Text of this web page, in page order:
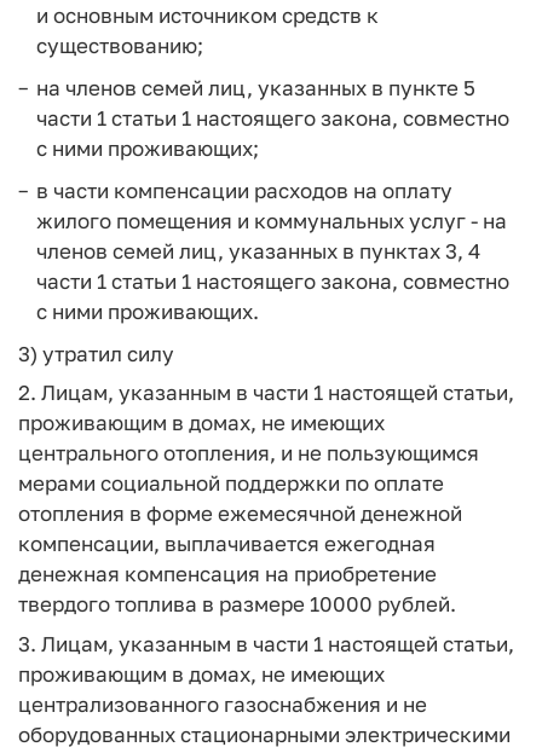
и основным источником средств к
существованию;
на членов семей лиц, указанных в пункте 5
части 1 статьи 1 настоящего закона, совместно
с ними проживающих;
в части компенсации расходов на оплату
жилого помещения и коммунальных услуг - на
членов семей лиц, указанных в пунктах 3, 4
части 1 статьи 1 настоящего закона, совместно
с ними проживающих.
3) утратил силу
2. Лицам, указанным в части 1 настоящей статьи,
проживающим в домах, не имеющих
центрального отопления, и не пользующимся
мерами социальной поддержки по оплате
отопления в форме ежемесячной денежной
компенсации, выплачивается ежегодная
денежная компенсация на приобретение
твердого топлива в размере 10000 рублей.
3. Лицам, указанным в части 1 настоящей статьи,
проживающим в домах, не имеющих
централизованного газоснабжения и не
оборудованных стационарными электрическими